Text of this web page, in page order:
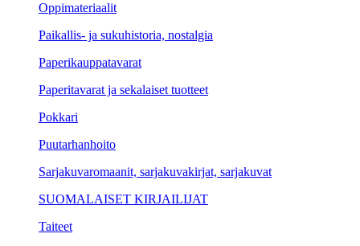
Oppimateriaalit
Paikallis- ja sukuhistoria, nostalgia
Paperikauppatavarat
Paperitavarat ja sekalaiset tuotteet
Pokkari
Puutarhanhoito
Sarjakuvaromaanit, sarjakuvakirjat, sarjakuvat
SUOMALAISET KIRJAILIJAT
Taiteet